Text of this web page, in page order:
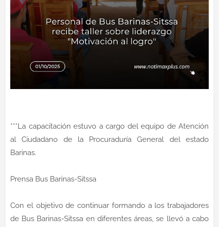
***La capacitación estuvo a cargo del equipo de Atención
al Ciudadano de la Procuraduría General del estado
Barinas.
Prensa Bus Barinas-Sitssa
Con el objetivo de continuar formando a los trabajadores
de Bus Barinas-Sitssa en diferentes áreas, se llevó a cabo